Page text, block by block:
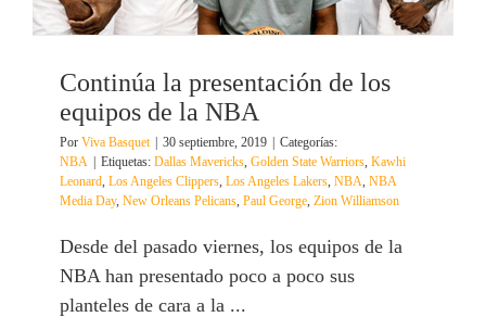
Continúa la presentación de los
equipos de la NBA
Por Viva Basquet | 30 septiembre, 2019 | Categorías:
NBA | Etiquetas: Dallas Mavericks Golden State Warriors Kawhi
Leonard Los Angeles Clippers Los Angeles Lakers NBA NBA
Media Day, New Orleans Pelicans Paul George Zion Williamson
Desde del pasado viernes, los equipos de la
NBA han presentado poco a poco sus
planteles de cara a la ...